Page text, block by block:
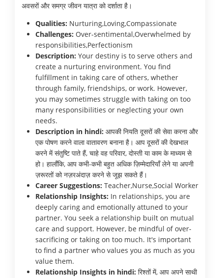
अवसरों और समग्र जीवन यात्रा को दर्शाता है।
Qualities: Nurturing,Loving,Compassionate
Challenges: Over-sentimental,Overwhelmed by
responsibilities,Perfectionism
Description: Your destiny is to serve others and
create a nurturing environment. You find
fulfillment in taking care of others, whether
through family, friendships, or work. However,
you may sometimes struggle with taking on too
many responsibilities or neglecting your own
needs.
Description in hindi: आपकी नियति दूसरों की सेवा करना और
एक पोषण करने वाला वातावरण बनाना है। आप दूसरों की देखभाल
करने में संतुष्टि पाते हैं, चाहे वह परिवार, दोस्ती या काम के माध्यम से
हो। हालाँकि, आप कभी-कभी बहुत अधिक ज़िम्मेदारियाँ लेने या अपनी
ज़रूरतों को नज़रअंदाज़ करने से जूझ सकते हैं।
Career Suggestions: Teacher,Nurse,Social Worker
Relationship Insights: In relationships, you are
deeply caring and emotionally attuned to your
partner. You seek a relationship built on mutual
care and support. However, be mindful of over-
sacrificing or taking on too much. It's important
to find a partner who values you as much as you
value them.
Relationship Insights in hindi: रिश्तों में, आप अपने साथी